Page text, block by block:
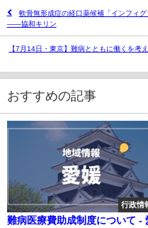
軟骨無形成症の経口薬候補「インフィ
——協和キリン
【7月14日・東京】難病とともに働くを
おすすめの記事
行政情
難病医療費助成制度について -